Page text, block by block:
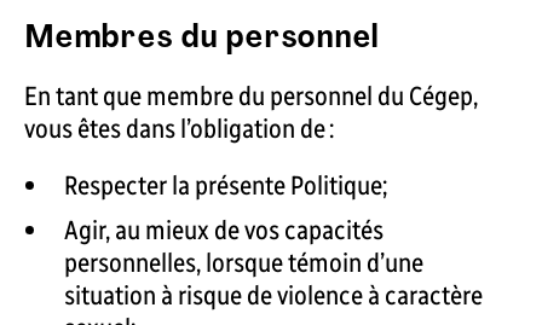
Membres du personnel
En tant que membre du personnel du Cégep,
vous êtes dans l’obligation de :
Respecter la présente Politique;
Agir, au mieux de vos capacités
personnelles, lorsque témoin d’une
situation à risque de violence à caractère